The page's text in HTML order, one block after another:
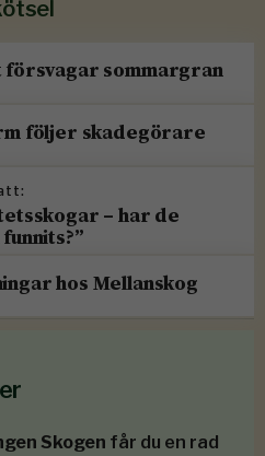
sommargran
följer skadegörare
– har de
hos Mellanskog
Skogen får du en rad